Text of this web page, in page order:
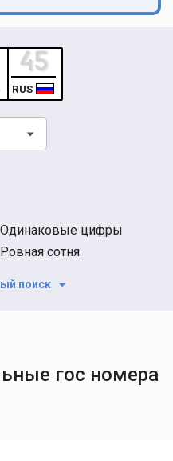
RUS
Одинаковые цифры
Ровная сотня
поиск
гос номера